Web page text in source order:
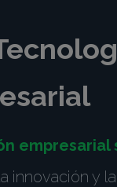
innovación y